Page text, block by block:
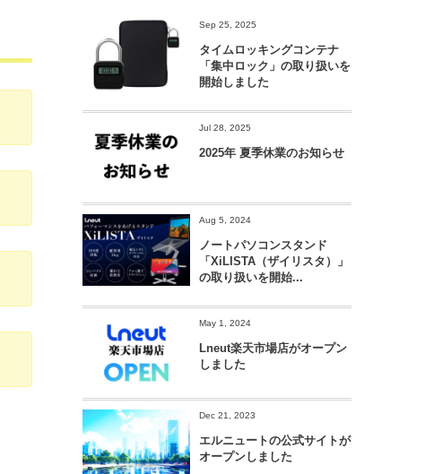
Sep 25, 2025
タイムロッキングコンテナ
「集中ロック」の取り扱いを
開始しました
Jul 28, 2025
2025年 夏季休業のお知らせ
Aug 5, 2024
ノートパソコンスタンド
「XiLISTA（ザイリスタ）」
の取り扱いを開始...
May 1, 2024
Lneut楽天市場店がオープン
しました
Dec 21, 2023
エルニュートの公式サイトが
オープンしました